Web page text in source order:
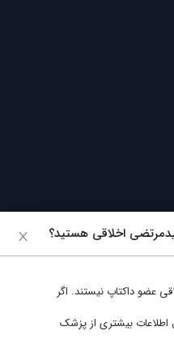
اخلاقی هستید؟
عضو داکتاپ نیستند. اگر
اطلاعات بیشتری از پزشک